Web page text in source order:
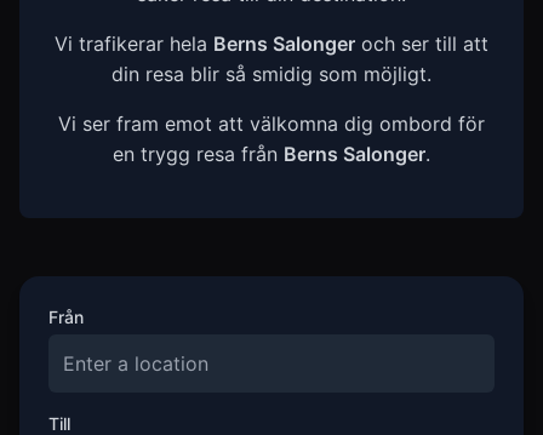
Vi trafikerar hela Berns Salonger och ser till att
din resa blir så smidig som möjligt.
Vi ser fram emot att välkomna dig ombord för
en trygg resa från Berns Salonger.
Från
Till